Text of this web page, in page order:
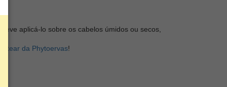
aplicá-lo sobre os cabelos úmidos ou secos,
da Phytoervas!